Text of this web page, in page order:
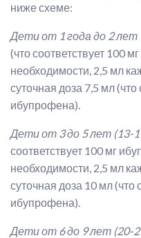
ниже схеме:
Дети от 1 года до 2 лет
(что соответствует 100
необходимости, 2,5 мл
суточная доза 7,5 мл (что
ибупрофена).
Дети от 3 до 5 лет (13-
соответствует 100 мг
необходимости, 2,5 мл
суточная доза 10 мл (что
ибупрофена).
Дети от 6 до 9 лет (20-